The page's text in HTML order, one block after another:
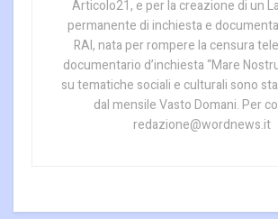
Articolo21, e per la creazione di un
permanente di inchiesta e
RAI, nata per rompere la censura
documentario d’inchiesta “Mare
su tematiche sociali e culturali sono
dal mensile Vasto Domani. Per
redazione@wordnews.it